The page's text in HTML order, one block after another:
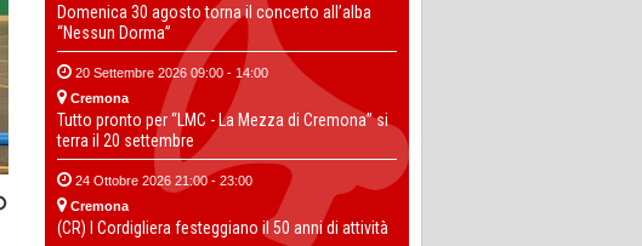
Domenica 30 agosto torna il concerto all’alba
“Nessun Dorma”
20 Settembre 2026 09:00 - 14:00
Cremona
Tutto pronto per “LMC - La Mezza di Cremona” si
terra il 20 settembre
24 Ottobre 2026 21:00 - 23:00
Cremona
(CR) I Cordigliera festeggiano il 50 anni di attività